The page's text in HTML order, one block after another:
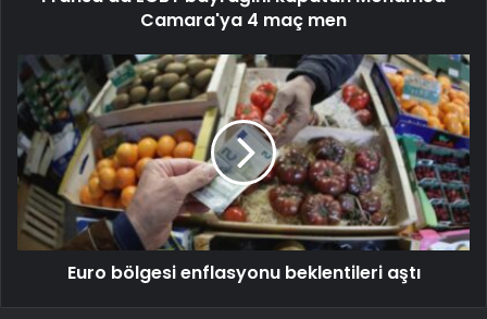
Camara'ya 4 maç men
Euro bölgesi enflasyonu beklentileri aştı